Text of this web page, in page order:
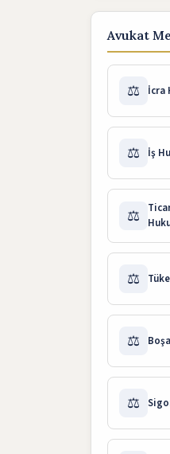
Avukat
⚖️ İcra
⚖️ İş
⚖️
⚖️
⚖️
⚖️